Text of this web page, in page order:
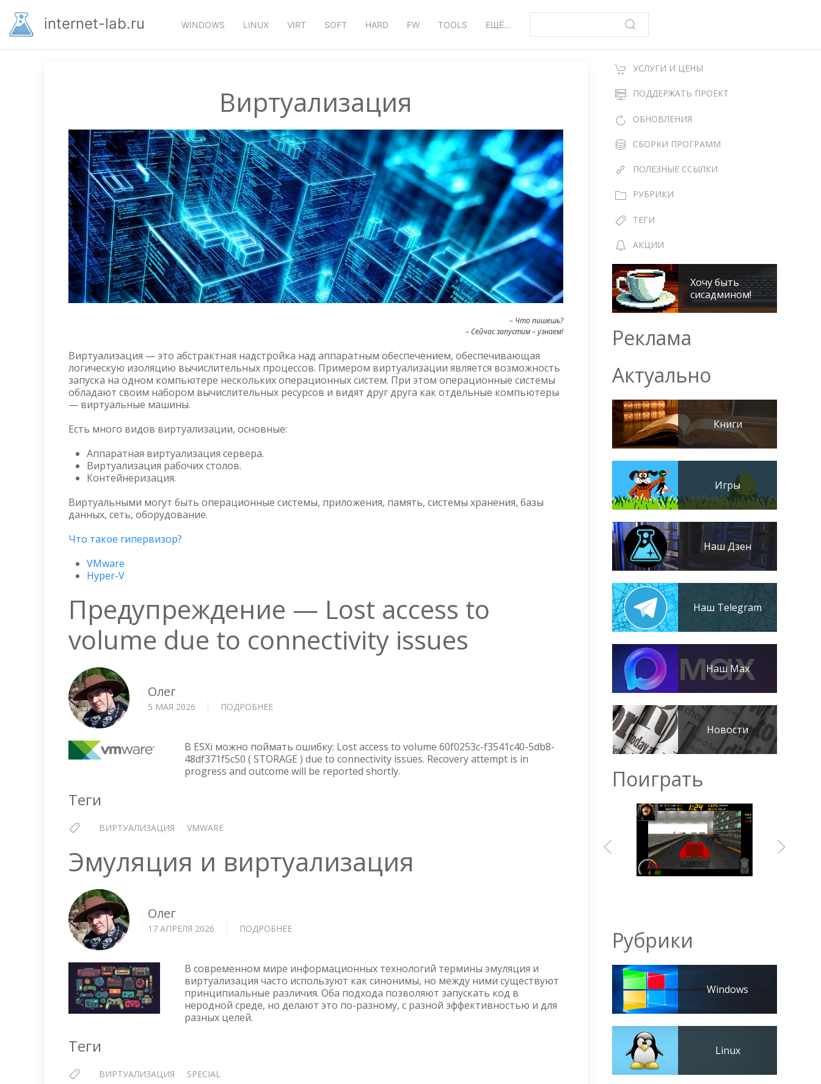
основномуinternet-lab.ru WINDOWS LINUX VIRT SOFT HARD FW TOOLS ЕЩЁ…
Виртуализация
– Что пишешь?
– Сейчас запустим – узнаем!
Виртуализация — это абстрактная надстройка над аппаратным обеспечением, обеспечивающая
логическую изоляцию вычислительных процессов. Примером виртуализации является возможность
запуска на одном компьютере нескольких операционных систем. При этом операционные системы
обладают своим набором вычислительных ресурсов и видят друг друга как отдельные компьютеры
— виртуальные машины.
Есть много видов виртуализации, основные:
Аппаратная виртуализация сервера.
Виртуализация рабочих столов.
Контейнеризация.
Виртуальными могут быть операционные системы, приложения, память, системы хранения, базы
данных, сеть, оборудование.
Что такое гипервизор?
VMware
Hyper-V
Предупреждение — Lost access to
volume due to connectivity issues
Олег
5 МАЯ 2026 ПОДРОБНЕЕ
LOST
ACCESS
TO
В ESXi можно поймать ошибку: Lost access to volume 60f0253c-f3541c40-5db8-
48df371f5c50 ( STORAGE ) due to connectivity issues. Recovery attempt is in
progress and outcome will be reported shortly.
Теги
ВИРТУАЛИЗАЦИЯ VMWARE
Эмуляция и виртуализация
Олег
17 АПРЕЛЯ 2026 ПОДРОБНЕЕ
ВИРТУАЛИЗАЦИЯ
В современном мире информационных технологий термины эмуляция и
виртуализация часто используют как синонимы, но между ними существуют
принципиальные различия. Оба подхода позволяют запускать код в
неродной среде, но делают это по-разному, с разной эффективностью и для
разных целей.
Теги
ВИРТУАЛИЗАЦИЯ SPECIAL
УСЛУГИ И ЦЕНЫ
ПОДДЕРЖАТЬ ПРОЕКТ
ОБНОВЛЕНИЯ
СБОРКИ ПРОГРАММ
ПОЛЕЗНЫЕ ССЫЛКИ
РУБРИКИ
ТЕГИ
АКЦИИ
Хочу быть
сисадмином!
Реклама
Актуально
Книги
Игры
Наш Дзен
Наш Telegram
Наш Max
Новости
Поиграть
Рубрики
Windows
Linux